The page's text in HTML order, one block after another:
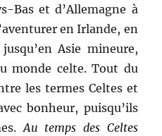
Bas et d’Allemagne à
en Irlande, en
Asie mineure,
monde celte. Tout du
les termes Celtes et
bonheur, puisqu’ils
Au temps des Celtes